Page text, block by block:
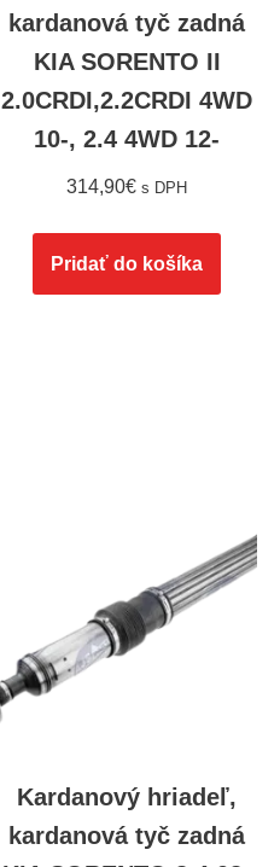
kardanová tyč zadná
KIA SORENTO II
2.0CRDI,2.2CRDI 4WD
10-, 2.4 4WD 12-
314,90€ s DPH
Pridať do košíka
Kardanový hriadeľ,
kardanová tyč zadná